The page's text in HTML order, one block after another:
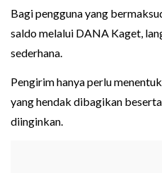
Bagi pengguna yang
saldo melalui DANA Kaget,
sederhana.
Pengirim hanya perlu
yang hendak dibagikan
diinginkan.